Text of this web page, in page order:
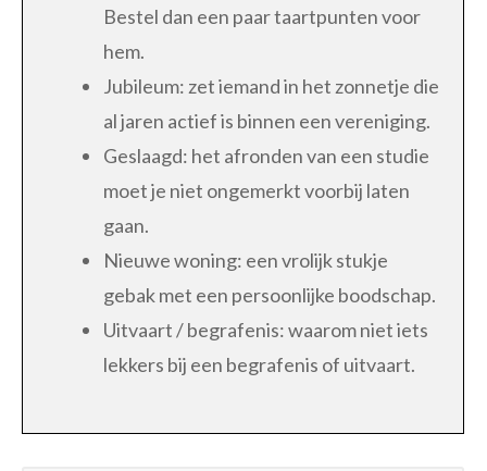
Bestel dan een paar taartpunten voor
hem.
Jubileum: zet iemand in het zonnetje die
al jaren actief is binnen een vereniging.
Geslaagd: het afronden van een studie
moet je niet ongemerkt voorbij laten
gaan.
Nieuwe woning: een vrolijk stukje
gebak met een persoonlijke boodschap.
Uitvaart / begrafenis: waarom niet iets
lekkers bij een begrafenis of uitvaart.